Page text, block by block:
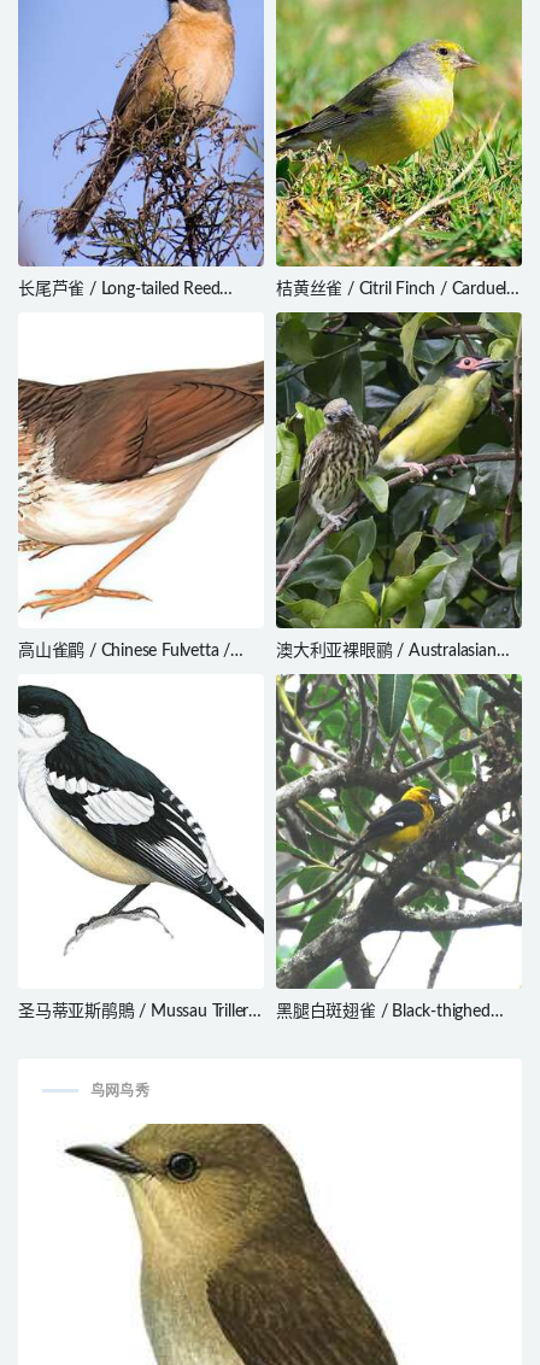
长尾芦雀 / Long-tailed Reed
桔黄丝雀 / Citril Finch / Carduelis
citrinella
高山雀鹛 / Chinese Fulvetta /
澳大利亚裸眼鹂 / Australasian
Figbird / Sphecotheres vieilloti
圣马蒂亚斯鹃鵙 / Mussau Triller /
黑腿白斑翅雀 / Black-thighed
鸟网鸟秀